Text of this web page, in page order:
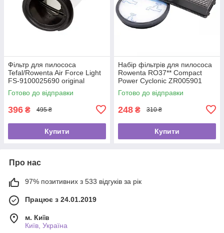
Фільтр для пилососа
Tefal/Rowenta Air Force Light
FS-9100025690 original
Готово до відправки
396 ₴ 495 ₴
Купити
Набір фільтрів для пилососа
Rowenta RO37** Compact
Power Cyclonic ZR005901
Готово до відправки
248 ₴ 310 ₴
Купити
Про нас
97% позитивних з 533 відгуків за рік
Працює з 24.01.2019
м. Київ
Київ, Україна